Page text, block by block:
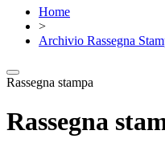
Home
>
Archivio Rassegna
Rassegna stampa
Rassegna